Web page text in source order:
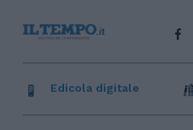
Edicola digitale